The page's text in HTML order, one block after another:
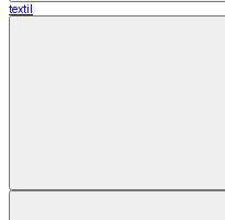
textil